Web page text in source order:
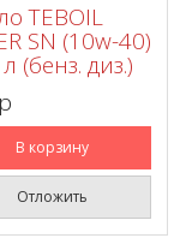
TEBOIL
SN (10w-40)
(бенз. диз.)
В корзину
Отложить